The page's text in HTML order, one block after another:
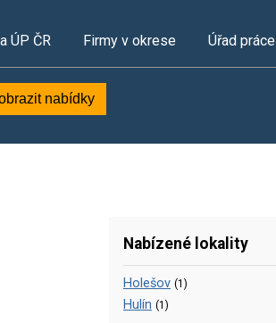
ÚP ČR Firmy v okrese Úřad práce
nabídky
Nabízené lokality
Holešov (1)
Hulín (1)